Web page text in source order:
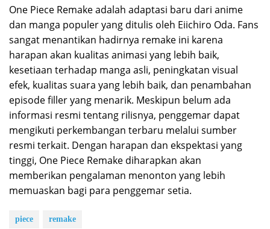
One Piece Remake adalah adaptasi baru dari anime
dan manga populer yang ditulis oleh Eiichiro Oda. Fans
sangat menantikan hadirnya remake ini karena
harapan akan kualitas animasi yang lebih baik,
kesetiaan terhadap manga asli, peningkatan visual
efek, kualitas suara yang lebih baik, dan penambahan
episode filler yang menarik. Meskipun belum ada
informasi resmi tentang rilisnya, penggemar dapat
mengikuti perkembangan terbaru melalui sumber
resmi terkait. Dengan harapan dan ekspektasi yang
tinggi, One Piece Remake diharapkan akan
memberikan pengalaman menonton yang lebih
memuaskan bagi para penggemar setia.
piece remake